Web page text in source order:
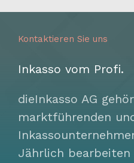
Kontaktieren Sie uns
Inkasso vom Profi.
dieInkasso AG
marktführenden
Jährlich